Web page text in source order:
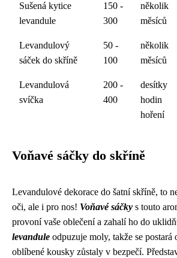
Sušená kytice
levandule
150 -
300
několik
měsíců
Levandulový
sáček do skříně
50 -
100
několik
měsíců
Levandulová
svíčka
200 -
400
desítky
hodin
hoření
Voňavé sáčky do skříně
Levandulové dekorace do šatní skříně, to
oči, ale i pro nos! Voňavé sáčky s touto
provoní vaše oblečení a zahalí ho do
levandule odpuzuje moly, takže se postará
oblíbené kousky zůstaly v bezpečí.